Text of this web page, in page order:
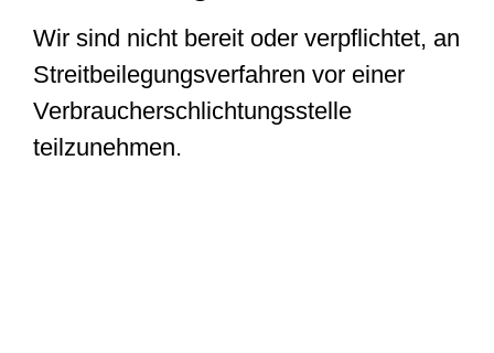
Wir sind nicht bereit oder verpflichtet, an
Streitbeilegungsverfahren vor einer
Verbraucherschlichtungsstelle
teilzunehmen.